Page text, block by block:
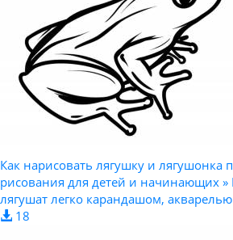
Как нарисовать лягушку и лягушонка
рисования для детей и начинающих »
лягушат легко карандашом,
18